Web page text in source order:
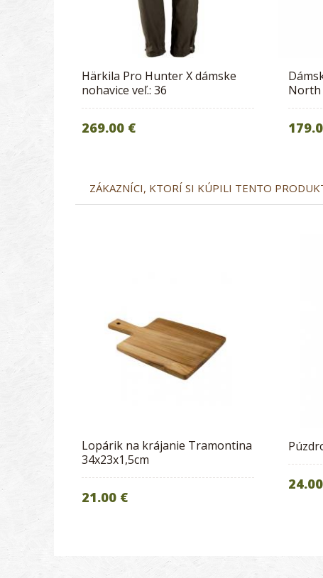
Härkila Pro Hunter X dámske
nohavice veľ.: 36
269.00 €
North
ZÁKAZNÍCI, KTORÍ SI KÚPILI TENTO
Lopárik na krájanie Tramontina
34x23x1,5cm
21.00 €